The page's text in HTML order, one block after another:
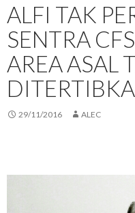
ALFI TAK
SENTRA
AREA ASAL
29/11/2016 ALEC